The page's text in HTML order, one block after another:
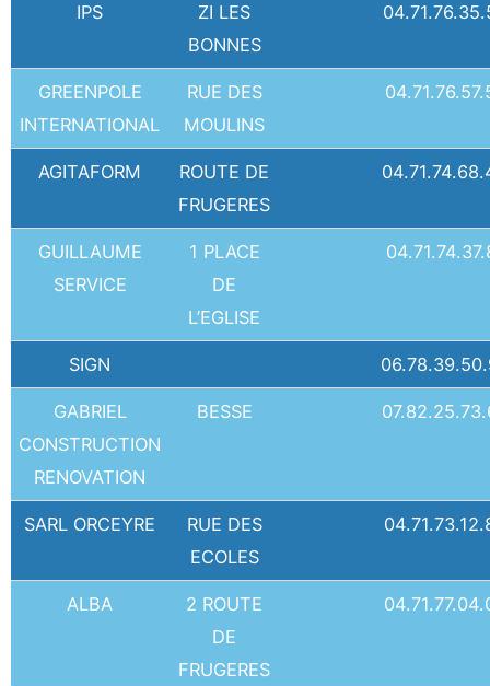
IPS
ZI LES
BONNES
GREENPOLE
INTERNATIONAL
RUE DES
MOULINS
AGITAFORM
ROUTE DE
FRUGERES
GUILLAUME
SERVICE
1 PLACE
DE
L’EGLISE
SIGN
GABRIEL
CONSTRUCTION
RENOVATION
BESSE
SARL ORCEYRE
RUE DES
ECOLES
ALBA
2 ROUTE
DE
FRUGERES